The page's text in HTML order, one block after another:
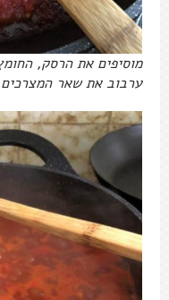
מוסיפים את הרסק,
ערבוב את שאר